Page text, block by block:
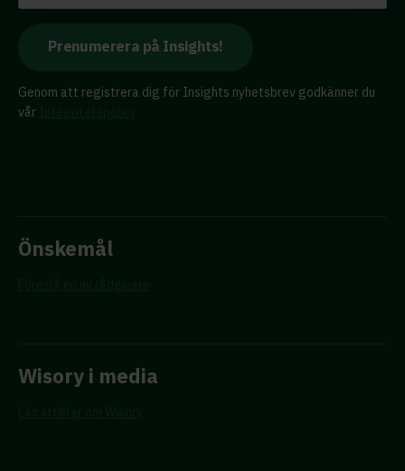
Genom att registrera dig för Insights nyhetsbrev godkänner du
vår
Önskemål
Wisory i media